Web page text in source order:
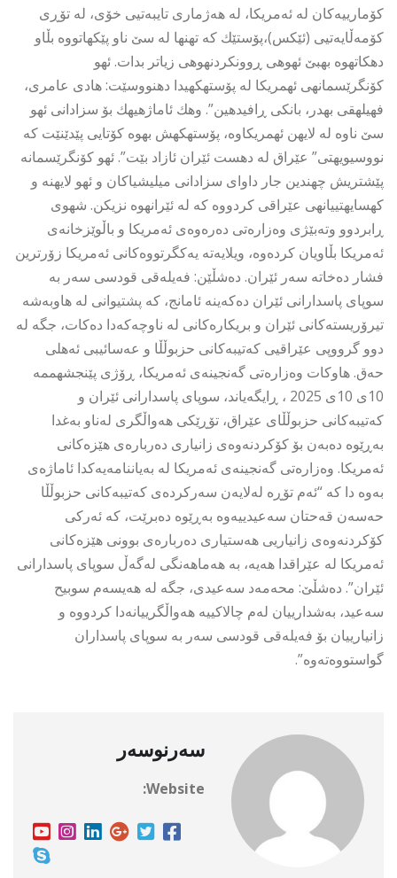
كۆمارییەكان لە ئەمریكا، لە هەژماری تایبەتیی خۆی، لە تۆڕی
كۆمەڵایەتیی (ئێكس)،پۆستێك كه تهنها له سێ ناو پێكهاتووه بڵاو
دهكاتهوه بهبێ ئهوهى ڕوونكردنهوهى زیاتر بدات. ئهو
كۆنگرێسمانهى ئهمریكا له پۆستهكهیدا دهنووسێت: هادی عامرى،
فهیلهقی بهدر، بانكى ڕافیدهین”. وهك ئاماژهیهك بۆ سزادانى ئهو
سێ ناوه له لایهن ئهمریكاوه، پۆستهكهش بهوه كۆتایی پێدێنێت كه
نووسیویهتى” عێراق له دهست ئێران ئازاد بێت”. ئهو كۆنگرێسمانه
پێشتریش چهندین جار داواى سزادانى میلیشیاكان و ئهو لایهنه و
كهسایهتییانهى عێراقی كردووه كه له ئێرانهوه نزیكن. شهوی
ڕابردوو وتەبێژی وەزارەتی دەرەوەی ئەمریکا و باڵوێزخانەی
ئەمریکا بڵاویان کردەوە، ویلایەتە یەکگرتووەکانی ئەمریکا زۆرترین
فشار دەخاتە سەر ئێران. دەشڵێن: فەیلەقی قودسی سەر بە
سوپای پاسدارانی ئێران دەکەینە ئامانج، کە پشتیوانی لە هاوبەشە
تیرۆریستەکانی ئێران و بریکارەکانی لە ناوچەکەدا دەکات، جگە لە
دوو گرووپی عێراقیی کەتیبەکانی حزبوڵڵا و عەسائیبی ئەهلی
حەق. هاوكات وەزارەتی گەنجینەی ئەمریکا، ڕۆژی پێنجشهممه
10ى 10ى 2025 ، ڕایگەیاند، سوپای پاسدارانی ئێران و
کەتیبەکانی حزبوڵڵای عێراق، تۆڕێکی هەواڵگری لەناو بەغدا
بەڕێوە دەبەن بۆ کۆکردنەوەی زانیاری دەربارەی هێزەکانی
ئەمریکا. وەزارەتی گەنجینەی ئەمریکا لە بەیاننامەیەکدا ئاماژەی
بەوە دا کە “ئەم تۆڕە لەلایەن سەرکردەی کەتیبەکانی حزبوڵڵا
حەسەن قەحتان سەعیدییەوە بەڕێوە دەبرێت، کە ئەرکی
کۆکردنەوەی زانیاریی هەستیاری دەربارەی بوونی هێزەکانی
ئەمریکا لە عێراقدا هەیە، بە هەماهەنگی لەگەڵ سوپای پاسدارانی
ئێران”. دەشڵێ: محەمەد سەعیدی، جگە لە هەیسەم سوبیح
سەعید، بەشدارییان لەم چالاکییە هەواڵگرییانەدا کردووە و
زانیارییان بۆ فەیلەقی قودسی سەر بە سوپای پاسداران
گواستووەتەوە”.
سەرنوسەر
Website: